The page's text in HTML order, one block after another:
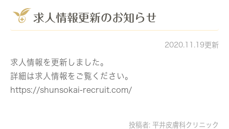
求人情報更新のお知らせ
2020.11.19更新
求人情報を更新しました。
詳細は求人情報をご覧ください。
https://shunsokai-recruit.com/
投稿者: 平井皮膚科クリニック